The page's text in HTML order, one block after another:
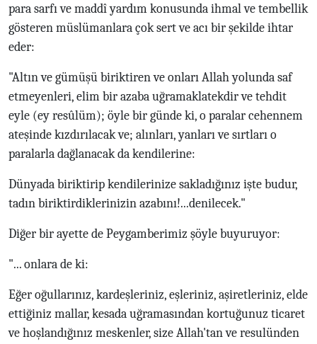
para sarfı ve maddî yardım konusunda ihmal ve tembellik
gösteren müslümanlara çok sert ve acı bir şekilde ihtar
eder:
"Altın ve gümüşü biriktiren ve onları Allah yolunda saf
etmeyenleri, elim bir azaba uğramaklatekdir ve tehdit
eyle (ey resûlüm); öyle bir günde ki, o paralar cehennem
ateşinde kızdırılacak ve; alınları, yanları ve sırtları o
paralarla dağlanacak da kendilerine:
Dünyada biriktirip kendilerinize sakladığınız işte budur,
tadın biriktirdiklerinizin azabını!...denilecek."
Diğer bir ayette de Peygamberimiz şöyle buyuruyor:
"... onlara de ki:
Eğer oğullarınız, kardeşleriniz, eşleriniz, aşiretleriniz, elde
ettiğiniz mallar, kesada uğramasından kortuğunuz ticaret
ve hoşlandığınız meskenler, size Allah'tan ve resulünden